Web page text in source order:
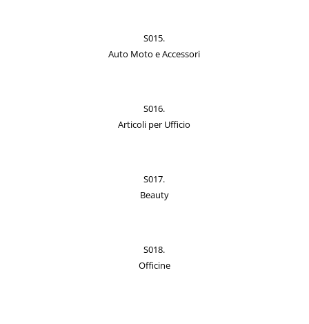
S015.
Auto Moto e Accessori
S016.
Articoli per Ufficio
S017.
Beauty
S018.
Officine